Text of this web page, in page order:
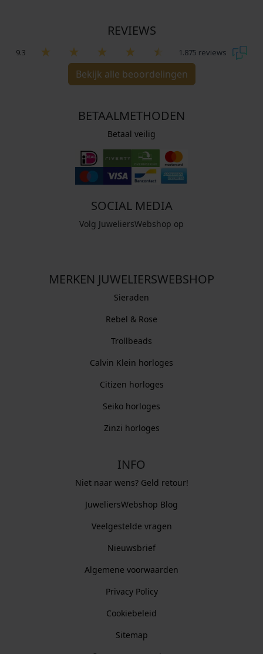
REVIEWS
9.3 1.875 reviews
Bekijk alle beoordelingen
BETAALMETHODEN
Betaal veilig
SOCIAL MEDIA
Volg JuweliersWebshop op
MERKEN JUWELIERSWEBSHOP
Sieraden
Rebel & Rose
Trollbeads
Calvin Klein horloges
Citizen horloges
Seiko horloges
Zinzi horloges
INFO
Niet naar wens? Geld retour!
JuweliersWebshop Blog
Veelgestelde vragen
Nieuwsbrief
Algemene voorwaarden
Privacy Policy
Cookiebeleid
Sitemap